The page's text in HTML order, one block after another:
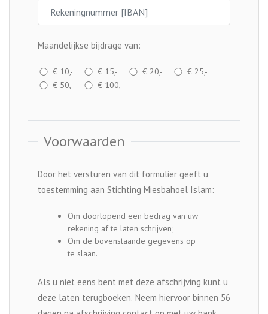
Maandelijkse bijdrage van:
€ 10,- € 15,- € 20,-
€ 25,-
€ 50,-
€ 100,-
Voorwaarden
Door het versturen van dit formulier geeft u
toestemming aan Stichting Miesbahoel Islam:
Om doorlopend een bedrag van uw
rekening af te laten schrijven;
Om de bovenstaande gegevens op
te slaan.
Als u niet eens bent met deze afschrijving kunt u
deze laten terugboeken. Neem hiervoor binnen 56